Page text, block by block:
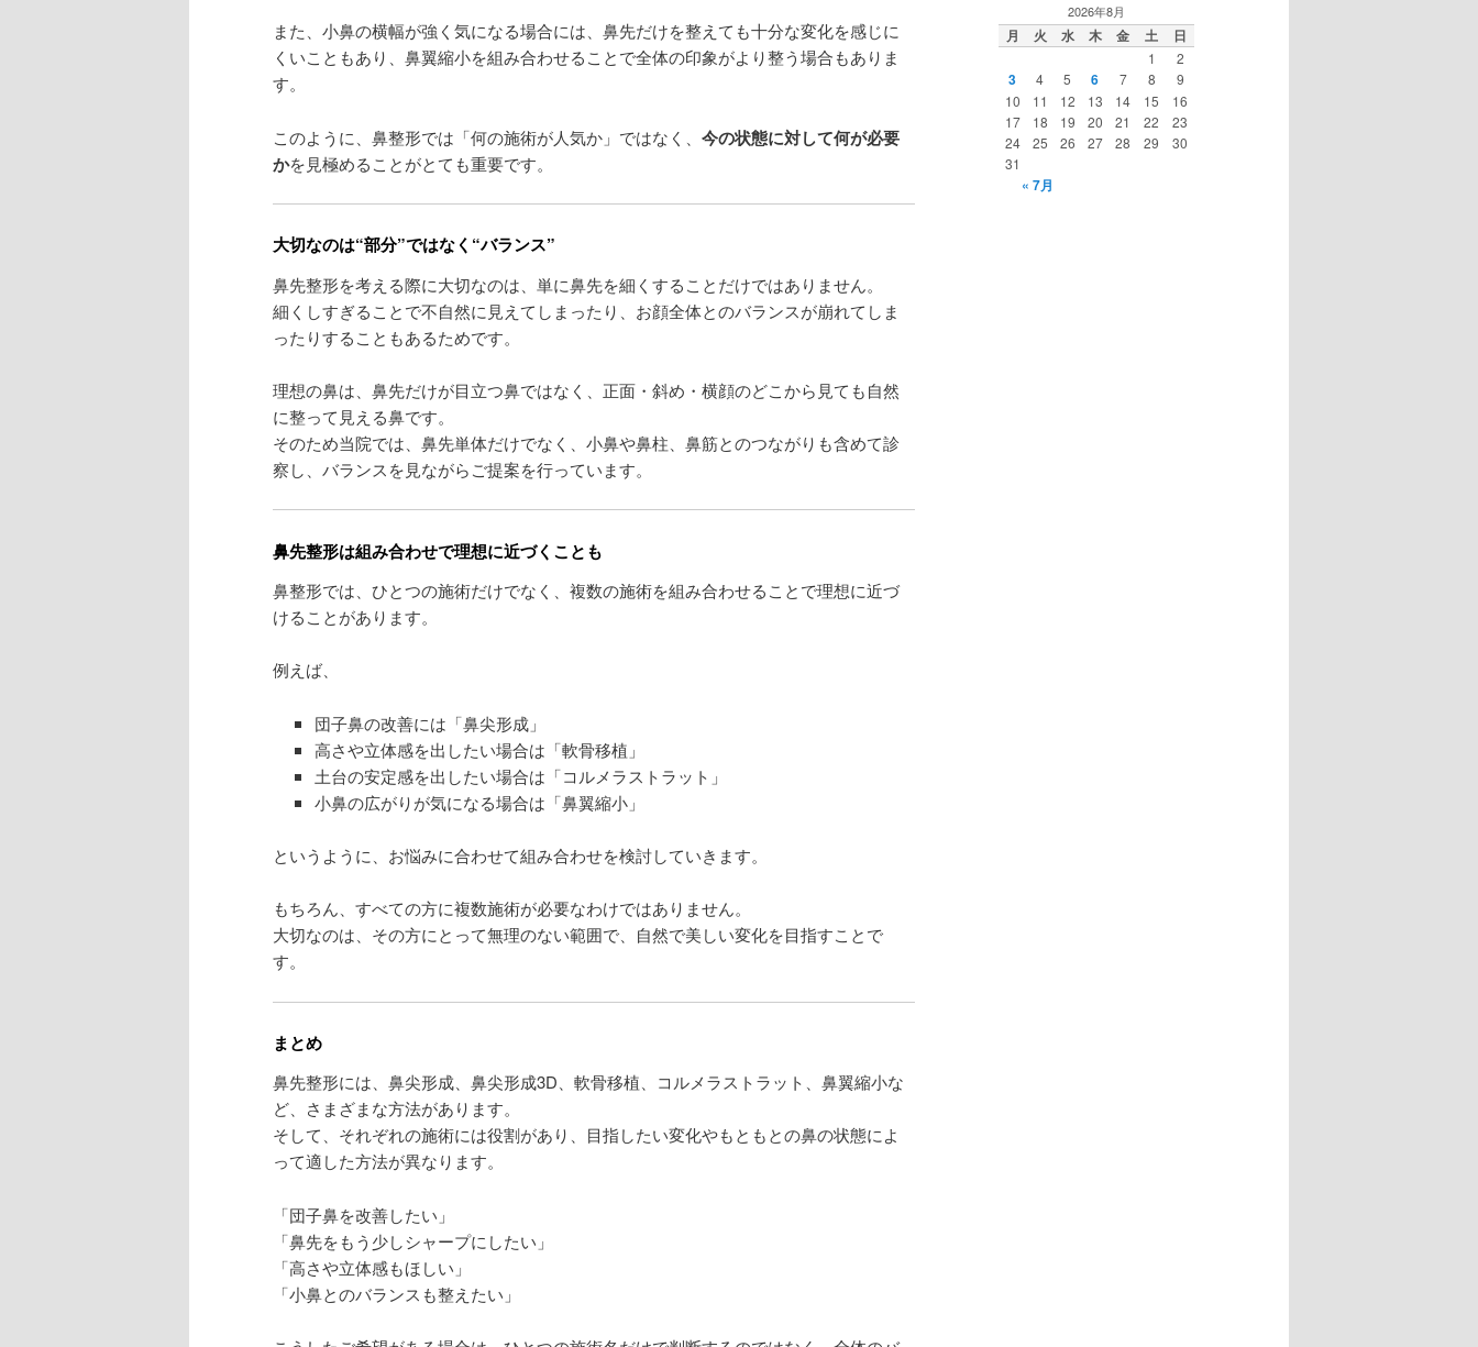
また、小鼻の横幅が強く気になる場合には、鼻先だけを整えても十分な変化を感じに
くいこともあり、鼻翼縮小を組み合わせることで全体の印象がより整う場合もありま
す。
このように、鼻整形では「何の施術が人気か」ではなく、 今の状態に対して何が必要
かを見極めることがとても重要です。
大切なのは“部分”ではなく“バランス”
鼻先整形を考える際に大切なのは、単に鼻先を細くすることだけではありません。
細くしすぎることで不自然に見えてしまったり、お顔全体とのバランスが崩れてしま
ったりすることもあるためです。
理想の鼻は、鼻先だけが目立つ鼻ではなく、正面・斜め・横顔のどこから見ても自然
に整って見える鼻です。
そのため当院では、鼻先単体だけでなく、小鼻や鼻柱、鼻筋とのつながりも含めて診
察し、バランスを見ながらご提案を行っています。
鼻先整形は組み合わせで理想に近づくことも
鼻整形では、ひとつの施術だけでなく、複数の施術を組み合わせることで理想に近づ
けることがあります。
例えば、
団子鼻の改善には「鼻尖形成」
高さや立体感を出したい場合は「軟骨移植」
土台の安定感を出したい場合は「コルメラストラット」
小鼻の広がりが気になる場合は「鼻翼縮小」
というように、お悩みに合わせて組み合わせを検討していきます。
もちろん、すべての方に複数施術が必要なわけではありません。
大切なのは、その方にとって無理のない範囲で、自然で美しい変化を目指すことで
す。
まとめ
鼻先整形には、鼻尖形成、鼻尖形成3D、軟骨移植、コルメラストラット、鼻翼縮小な
ど、さまざまな方法があります。
そして、それぞれの施術には役割があり、目指したい変化やもともとの鼻の状態によ
って適した方法が異なります。
「団子鼻を改善したい」
「鼻先をもう少しシャープにしたい」
「高さや立体感もほしい」
「小鼻とのバランスも整えたい」
2026年8月
月 火 水 木 金 土 日
1 2
3 4 5 6 7 8
9
10
11 12 13 14 15
16
17
18 19 20 21 22
23
24
25 26 27 28 29
30
31
« 7月